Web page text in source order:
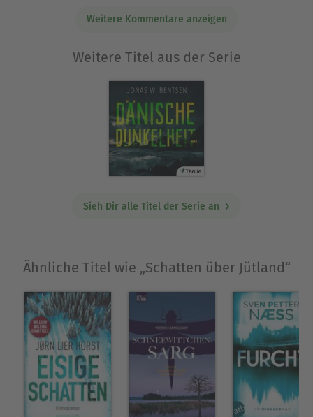
Weitere Kommentare anzeigen
Weitere Titel aus der Serie
Sieh Dir alle Titel der Serie an
Ähnliche Titel wie „Schatten über Jütland“